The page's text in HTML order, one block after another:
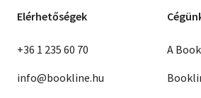
Elérhetőségek
+36 1 235 60 70
info@bookline.hu
A